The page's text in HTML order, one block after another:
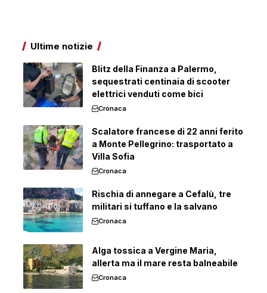
Ultime notizie
Blitz della Finanza a Palermo,
sequestrati centinaia di scooter
elettrici venduti come bici
Cronaca
Scalatore francese di 22 anni ferito
a Monte Pellegrino: trasportato a
Villa Sofia
Cronaca
Rischia di annegare a Cefalù, tre
militari si tuffano e la salvano
Cronaca
Alga tossica a Vergine Maria,
allerta ma il mare resta balneabile
Cronaca